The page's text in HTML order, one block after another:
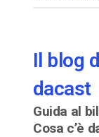
Il blog
dacast
Guida al
Cosa c’è